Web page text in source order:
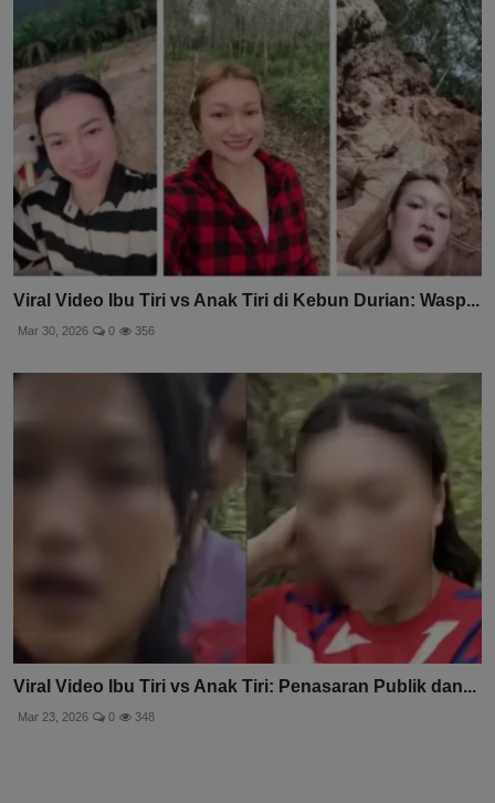
Viral Video Ibu Tiri vs Anak Tiri di Kebun Durian: Wasp...
Mar 30, 2026 0 356
Viral Video Ibu Tiri vs Anak Tiri: Penasaran Publik dan...
Mar 23, 2026 0 348